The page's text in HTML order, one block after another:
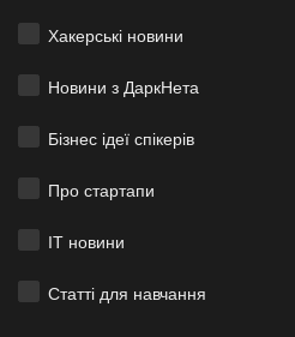
Хакерські новини
Новини з ДаркНета
Бізнес ідеї спікерів
Про стартапи
ІТ новини
Статті для навчання